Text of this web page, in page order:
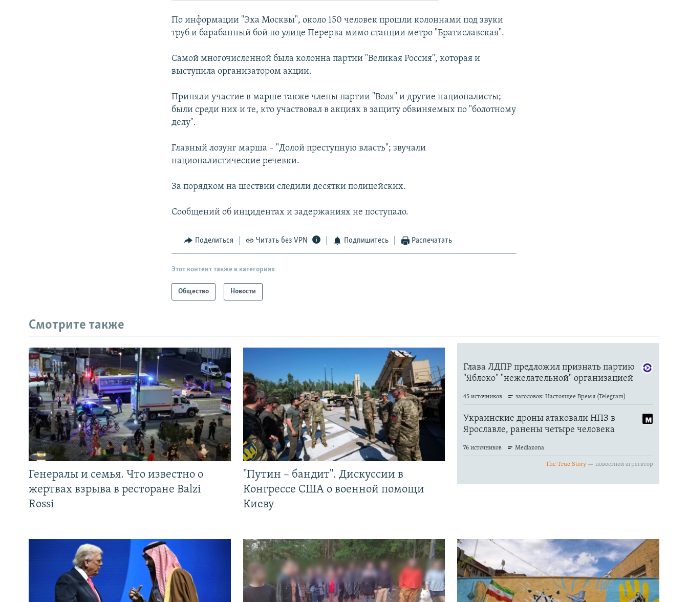
По информации "Эха Москвы", около 150 человек прошли колоннами под звуки
труб и барабанный бой по улице Перерва мимо станции метро "Братиславская".
Самой многочисленной была колонна партии "Великая Россия", которая и
выступила организатором акции.
Приняли участие в марше также члены партии "Воля" и другие националисты;
были среди них и те, кто участвовал в акциях в защиту обвиняемых по "болотному
делу".
Главный лозунг марша – "Долой преступную власть"; звучали
националистические речевки.
За порядком на шествии следили десятки полицейских.
Сообщений об инцидентах и задержаниях не поступало.
Поделиться Читать без VPN Подпишитесь Распечатать
Этот контент также в категориях
Общество Новости
Смотрите также
Генералы и семья. Что известно о
жертвах взрыва в ресторане Balzi
Rossi
"Путин – бандит". Дискуссии в
Конгрессе США о военной помощи
Киеву